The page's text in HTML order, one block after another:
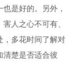
是好的。另外，
人之心不可有、
，多花时间了解对
清楚是否适合彼